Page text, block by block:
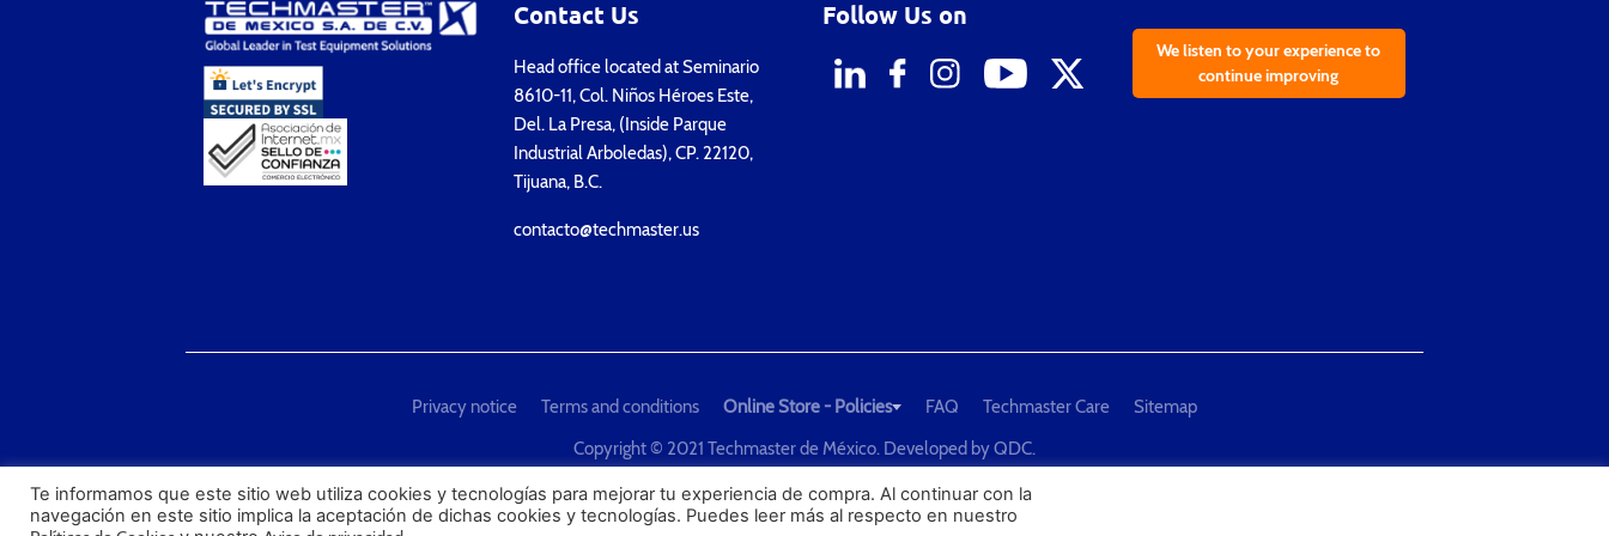
Contact Us
Head office located at Seminario
8610-11, Col. Niños Héroes Este,
Del. La Presa, (Inside Parque
Industrial Arboledas), CP. 22120,
Tijuana, B.C.
contacto@techmaster.us
Follow Us on
We listen to your experience to
continue improving
Privacy notice Terms and conditions Online Store - Policies FAQ Techmaster Care
Sitemap
Copyright © 2021 Techmaster de México. Developed byQDC.
PROFECO CONDUSEF
Te informamos que este sitio web utiliza cookies y tecnologías para mejorar tu experiencia de compra. Al continuar con la
navegación en este sitio implica la aceptación de dichas cookies y tecnologías. Puedes leer más al respecto en nuestro